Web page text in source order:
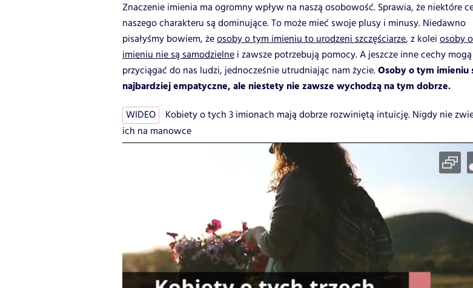
Znaczenie imienia ma ogromny wpływ na naszą osobowość. Sprawia, że niektóre
naszego charakteru są dominujące. To może mieć swoje plusy i minusy. Niedawno
pisałyśmy bowiem, żeosoby o tym imieniu to urodzeni szczęściarze, z kolei osoby
imieniu nie są samodzielne i zawsze potrzebują pomocy. A jeszcze inne cechy mogą
przyciągać do nas ludzi, jednocześnie utrudniając nam życie.Osoby o tym imieniu
najbardziej empatyczne, ale niestety nie zawsze wychodzą na tym dobrze.
WIDEO
Kobiety o tych 3 imionach mają dobrze rozwiniętą intuicję. Nigdy nie
ich na manowce